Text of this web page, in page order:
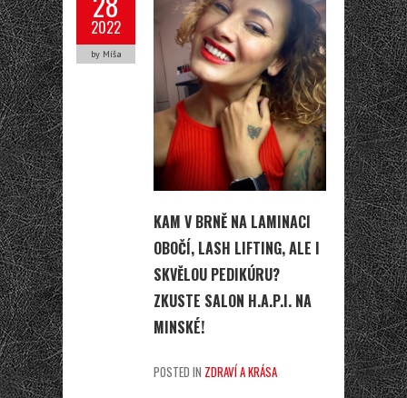
2022
by Míša
KAM V BRNĚ NA LAMINACI
OBOČÍ, LASH LIFTING, ALE I
SKVĚLOU PEDIKÚRU?
ZKUSTE SALON H.A.P.I. NA
MINSKÉ!
POSTED IN ZDRAVÍ A KRÁSA